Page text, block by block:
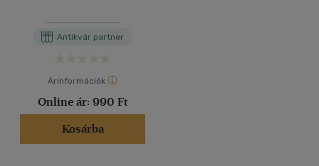
Antikvár partner
Árinformációk
Online ár: 990 Ft
Kosárba